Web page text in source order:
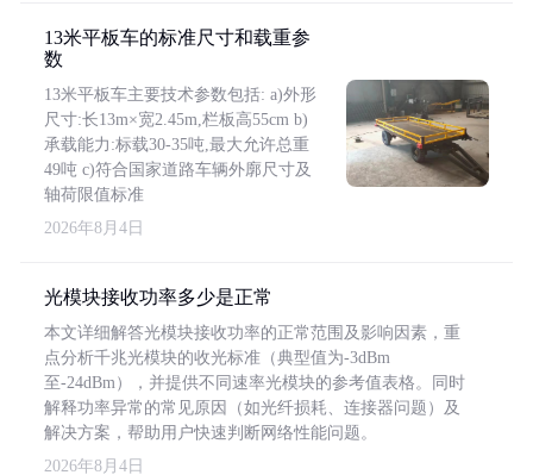
13米平板车的标准尺寸和载重参
数
13米平板车主要技术参数包括: a)外形
尺寸:长13m×宽2.45m,栏板高55cm b)
承载能力:标载30-35吨,最大允许总重
49吨 c)符合国家道路车辆外廓尺寸及
轴荷限值标准
2026年8月4日
光模块接收功率多少是正常
本文详细解答光模块接收功率的正常范围及影响因素，重
点分析千兆光模块的收光标准（典型值为-3dBm
至-24dBm），并提供不同速率光模块的参考值表格。同时
解释功率异常的常见原因（如光纤损耗、连接器问题）及
解决方案，帮助用户快速判断网络性能问题。
2026年8月4日